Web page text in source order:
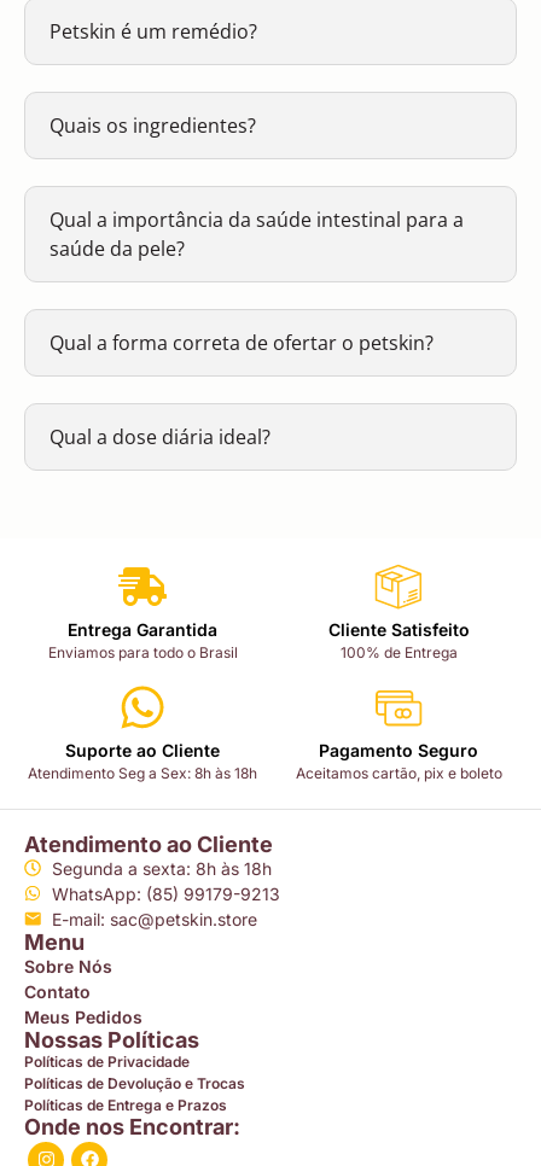
Petskin é um remédio?
Quais os ingredientes?
Qual a importância da saúde intestinal para a
saúde da pele?
Qual a forma correta de ofertar o petskin?
Qual a dose diária ideal?
Entrega Garantida
Enviamos para todo o Brasil
Cliente Satisfeito
100% de Entrega
Suporte ao Cliente
Atendimento Seg a Sex: 8h às 18h
Pagamento Seguro
Aceitamos cartão, pix e boleto
Atendimento ao Cliente
Segunda a sexta: 8h às 18h
WhatsApp: (85) 99179-9213
E-mail: sac@petskin.store
Menu
Sobre Nós
Contato
Meus Pedidos
Nossas Políticas
Políticas de Privacidade
Políticas de Devolução e Trocas
Políticas de Entrega e Prazos
Onde nos Encontrar: